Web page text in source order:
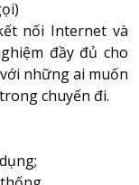
nối Internet và
đầy đủ cho
những ai muốn
chuyến đi.